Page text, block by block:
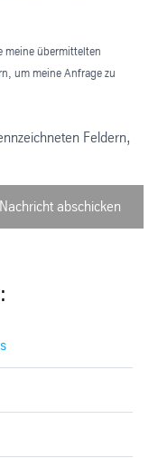
meine übermittelten
um meine Anfrage zu
Feldern,
Nachricht abschicken